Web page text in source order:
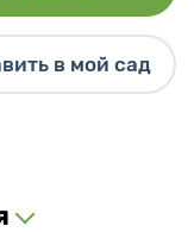
в мой сад